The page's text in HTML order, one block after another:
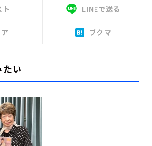
ト LINEで送る
ブクマ
い